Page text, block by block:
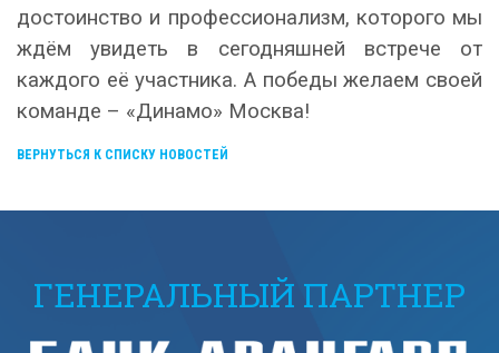
достоинство и профессионализм, которого мы
ждём увидеть в сегодняшней встрече от
каждого её участника. А победы желаем своей
команде – «Динамо» Москва!
ВЕРНУТЬСЯ К СПИСКУ НОВОСТЕЙ
ГЕНЕРАЛЬНЫЙ ПАРТНЕР